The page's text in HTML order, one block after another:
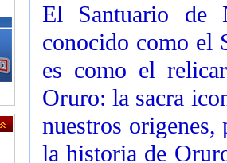
El Santuario de
conocido como el
es como el
Oruro: la sacra
nuestros origenes,
la historia de